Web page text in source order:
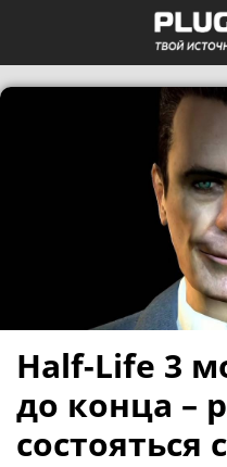
Half-Life 3
до конца –
состояться